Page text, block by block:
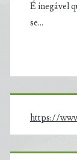
É inegável
se…
https://